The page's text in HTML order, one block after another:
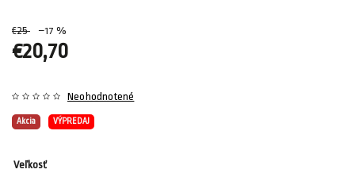
€25 –17 %
€20,70
Akcia VÝPREDAJ
Neohodnotené
Veľkosť